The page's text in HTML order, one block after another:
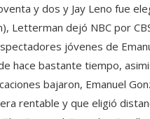
y dos y Jay Leno fue
Letterman dejó NBC por
jóvenes de
hace bastante tiempo,
bajaron, Emanuel
rentable y que eligió